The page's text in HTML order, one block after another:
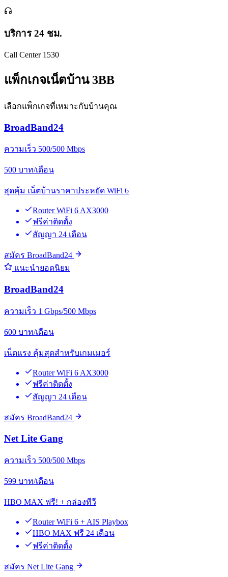
บริการ 24 ชม.
Call Center 1530
แพ็กเกจเน็ตบ้าน 3BB
เลือกแพ็กเกจที่เหมาะกับบ้านคุณ
BroadBand24
ความเร็ว 500/500 Mbps
500 บาท/เดือน
สุดคุ้ม เน็ตบ้านราคาประหยัด WiFi 6
Router WiFi 6 AX3000
ฟรีค่าติดตั้ง
สัญญา 24 เดือน
สมัคร BroadBand24
แนะนำยอดนิยม
BroadBand24
ความเร็ว 1 Gbps/500 Mbps
600 บาท/เดือน
เน็ตแรง คุ้มสุดสำหรับเกมเมอร์
Router WiFi 6 AX3000
ฟรีค่าติดตั้ง
สัญญา 24 เดือน
สมัคร BroadBand24
Net Lite Gang
ความเร็ว 500/500 Mbps
599 บาท/เดือน
HBO MAX ฟรี! + กล่องทีวี
Router WiFi 6 + AIS Playbox
HBO MAX ฟรี 24 เดือน
ฟรีค่าติดตั้ง
สมัคร Net Lite Gang